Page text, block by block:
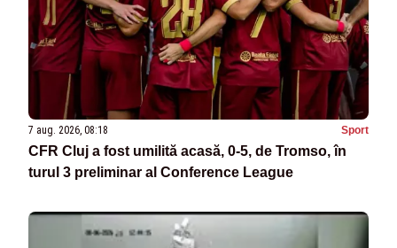
7 aug. 2026, 08:18 Sport
CFR Cluj a fost umilită acasă, 0-5, de Tromso, în
turul 3 preliminar al Conference League